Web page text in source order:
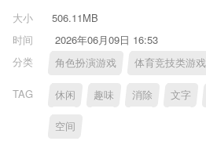
大小
506.11MB
时间
2026年06月09日 16:53
分类
角色扮演游戏 体育竞技类游戏
TAG 休闲 趣味 消除 文字
空间